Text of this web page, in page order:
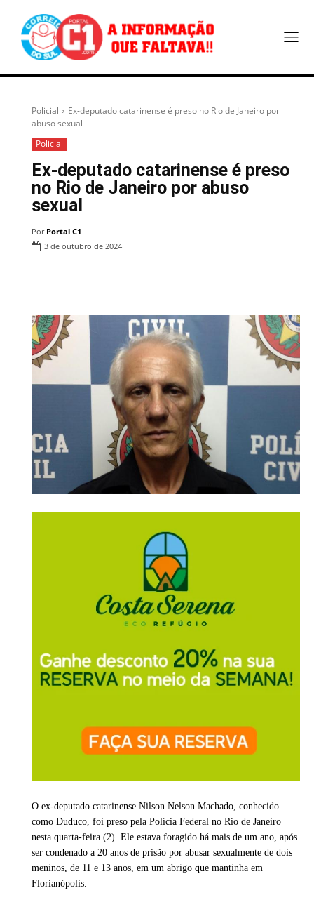
Policial
Ex-deputado catarinense é preso no Rio de Janeiro por
abuso sexual
Policial
Ex-deputado catarinense é preso
no Rio de Janeiro por abuso
sexual
Por Portal C1
3 de outubro de 2024
O ex-deputado catarinense Nilson Nelson Machado, conhecido
como Duduco, foi preso pela Polícia Federal no Rio de Janeiro
nesta quarta-feira (2). Ele estava foragido há mais de um ano, após
ser condenado a 20 anos de prisão por abusar sexualmente de dois
meninos, de 11 e 13 anos, em um abrigo que mantinha em
Florianópolis.